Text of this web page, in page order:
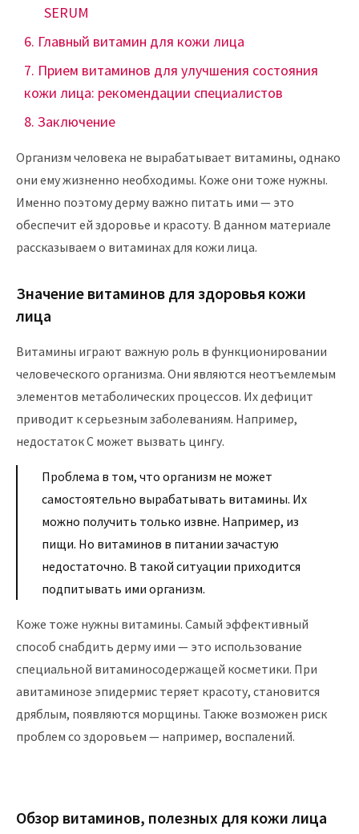
SERUM
Главный витамин для кожи лица
Прием витаминов для улучшения состояния
кожи лица: рекомендации специалистов
Заключение
Организм человека не вырабатывает витамины, однако
они ему жизненно необходимы. Коже они тоже нужны.
Именно поэтому дерму важно питать ими — это
обеспечит ей здоровье и красоту. В данном материале
рассказываем о витаминах для кожи лица.
Значение витаминов для здоровья кожи
лица
Витамины играют важную роль в функционировании
человеческого организма. Они являются неотъемлемым
элементов метаболических процессов. Их дефицит
приводит к серьезным заболеваниям. Например,
недостаток С может вызвать цингу.
Проблема в том, что организм не может
самостоятельно вырабатывать витамины. Их
можно получить только извне. Например, из
пищи. Но витаминов в питании зачастую
недостаточно. В такой ситуации приходится
подпитывать ими организм.
Коже тоже нужны витамины. Самый эффективный
способ снабдить дерму ими — это использование
специальной витаминосодержащей косметики. При
авитаминозе эпидермис теряет красоту, становится
дряблым, появляются морщины. Также возможен риск
проблем со здоровьем — например, воспалений.
Обзор витаминов, полезных для кожи лица